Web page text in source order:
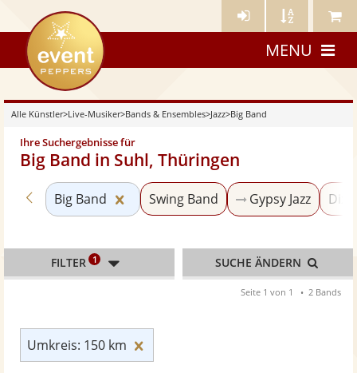
Künstler- Künstler Meine
eventpeppers
MENU
Alle Künstler>Live-Musiker>Bands & Ensembles>Jazz>Big Band
Ihre Suchergebnisse für
Big Band in Suhl, Thüringen
Zurück zu «Jazz»
Big Band Kategorie «Big Band» zurücksetzen
Swing Band Gypsy Jazz
Umkreis: 150 km
FILTER 1 SUCHE ÄNDERN
Seite 1 von 1 2 Bands